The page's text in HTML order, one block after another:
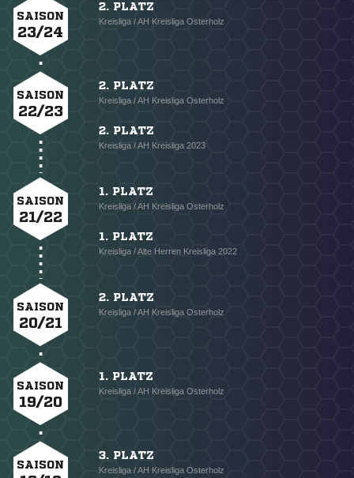
SAISON
23/24
2. PLATZ
Kreisliga / AH Kreisliga Osterholz
SAISON
22/23
2. PLATZ
Kreisliga / AH Kreisliga Osterholz
2. PLATZ
Kreisliga / AH Kreisliga 2023
SAISON
21/22
1. PLATZ
Kreisliga / AH Kreisliga Osterholz
1. PLATZ
Kreisliga / Alte Herren Kreisliga 2022
SAISON
20/21
2. PLATZ
Kreisliga / AH Kreisliga Osterholz
SAISON
19/20
1. PLATZ
Kreisliga / AH Kreisliga Osterholz
SAISON
3. PLATZ
Kreisliga / AH Kreisliga Osterholz